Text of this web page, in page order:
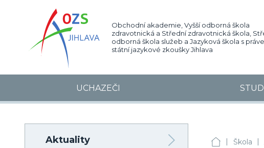
Obchodní akademie, Vyšší odborná škola
zdravotnická a Střední zdravotnická škola,
odborná škola služeb a Jazyková škola s
státní jazykové zkoušky Jihlava
UCHAZEČI
OA, VOŠZ
| Škola |
Aktuality